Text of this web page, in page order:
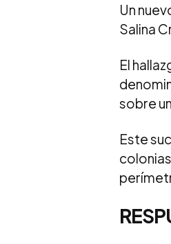
Un
Salina
El
sobre
Este